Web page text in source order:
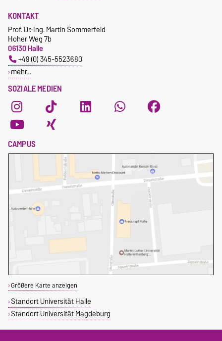
SOZIALE MEDIEN
KONTAKT
Prof. Dr.-Ing. Martin Sommerfeld
Hoher Weg 7b
06130 Halle
+49 (0) 345-5523680
mehr…
CAMPUS
Größere Karte anzeigen
Standort Universität Halle
Standort Universität Magdeburg